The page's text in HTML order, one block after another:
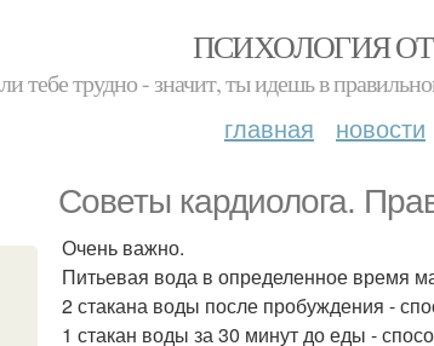
ПСИХОЛОГИЯ
тебе трудно - значит, ты идешь в
главная новости
Советы кардиолога.
Очень важно.
Питьевая вода в определенное время
2 стакана воды после пробуждения -
1 стакан воды за 30 минут до еды -